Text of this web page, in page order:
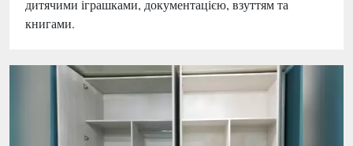
дитячими іграшками, документацією, взуттям та
книгами.